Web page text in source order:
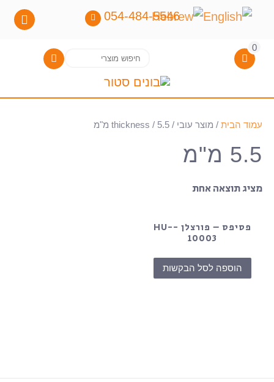
054-484-5546
חיפוש
0
עמוד הבית/ מוצר עובי / thickness / 5.5 מ"מ
5.5 מ"מ
מציג תוצאה אחת
פסיפס – פורצלן -HU-
10003
הוספה לסל הבקשות